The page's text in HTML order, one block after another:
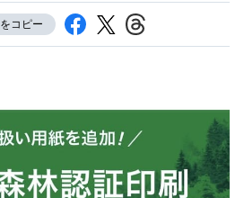
コピー